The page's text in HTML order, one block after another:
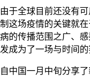
由于全球目前还没有
制这场疫情的关键就
病的传播范围之广、
发成为了一场与时间的
自中国一月中旬分享